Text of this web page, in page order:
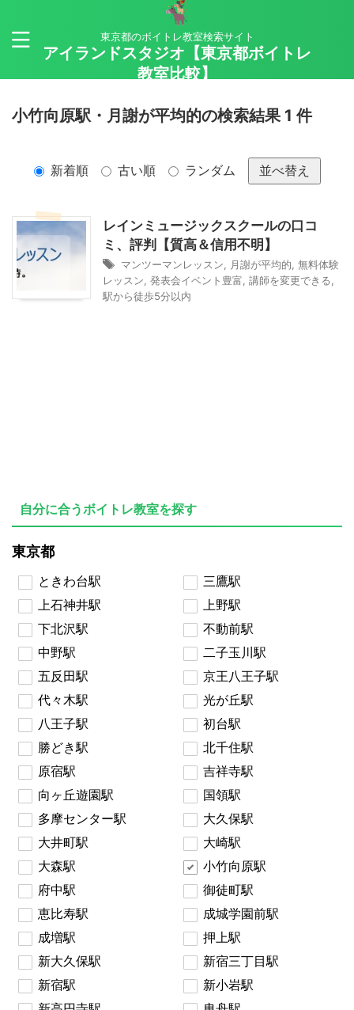
東京都のボイトレ教室検索サイト
アイランドスタジオ【東京都ボイトレ
教室比較】
小竹向原駅・月謝が平均的の検索結果 1 件
新着順 古い順 ランダム 並べ替え
レインミュージックスクールの口コ
ミ、評判【質高＆信用不明】
マンツーマンレッスン 月謝が平均的 無料体験
レッスン 発表会イベント豊富 講師を変更できる
駅から徒歩5分以内
自分に合うボイトレ教室を探す
東京都
ときわ台駅
三鷹駅
上石神井駅
上野駅
下北沢駅
不動前駅
中野駅
二子玉川駅
五反田駅
京王八王子駅
代々木駅
光が丘駅
八王子駅
初台駅
勝どき駅
北千住駅
原宿駅
吉祥寺駅
向ヶ丘遊園駅
国領駅
多摩センター駅
大久保駅
大井町駅
大崎駅
大森駅
小竹向原駅
府中駅
御徒町駅
恵比寿駅
成城学園前駅
成増駅
押上駅
新大久保駅
新宿三丁目駅
新宿駅
新小岩駅